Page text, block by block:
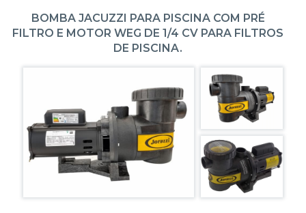
BOMBA JACUZZI PARA PISCINA COM PRÉ
FILTRO E MOTOR WEG DE 1/4 CV PARA FILTROS
DE PISCINA.